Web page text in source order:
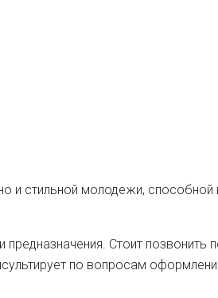
и стильной молодежи, способной
предназначения. Стоит позвонить
по вопросам